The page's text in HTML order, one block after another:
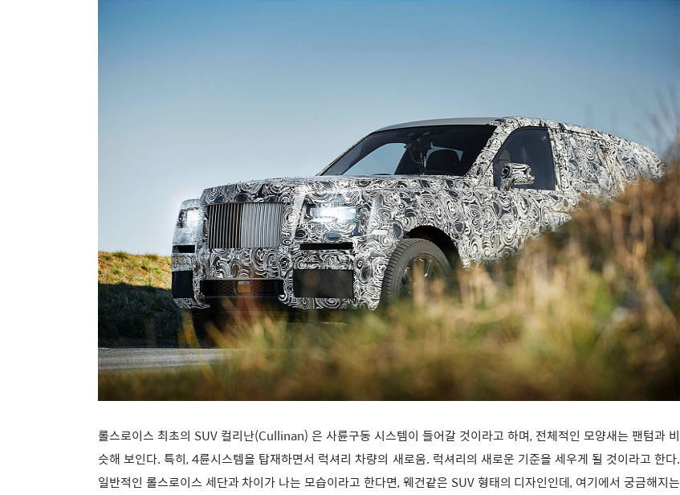
롤스로이스 최초의 SUV 컬리난(Cullinan) 은 사륜구동 시스템이 들어갈 것이라고 하며, 전체적인 모양새는 팬텀과 비
슷해 보인다. 특히, 4륜시스템을 탑재하면서 럭셔리 차량의 새로움. 럭셔리의 새로운 기준을 세우게 될 것이라고 한다.
일반적인 롤스로이스 세단과 차이가 나는 모습이라고 한다면, 웨건같은 SUV 형태의 디자인인데, 여기에서 궁금해지는